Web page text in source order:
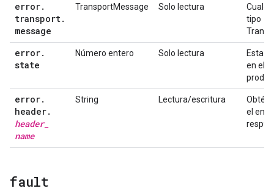
error.
transport.
message
TransportMessage Solo lectura
tipo
error.
state
Número entero Solo lectura
en el
error.
header.
header_
name
String Lectura/escritura
Obtén
el
fault